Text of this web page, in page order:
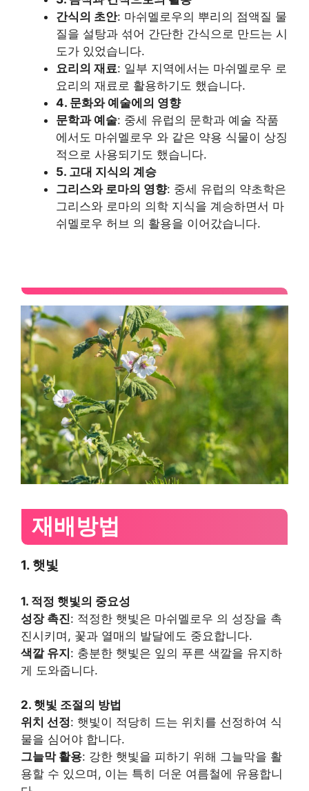
간식의 초안: 마쉬멜로우의 뿌리의 점액질 물
질을 설탕과 섞어 간단한 간식으로 만드는 시
도가 있었습니다.
요리의 재료: 일부 지역에서는 마쉬멜로우 로
요리의 재료로 활용하기도 했습니다.
4. 문화와 예술에의 영향
문학과 예술: 중세 유럽의 문학과 예술 작품
에서도 마쉬멜로우 와 같은 약용 식물이 상징
적으로 사용되기도 했습니다.
5. 고대 지식의 계승
그리스와 로마의 영향: 중세 유럽의 약초학은
그리스와 로마의 의학 지식을 계승하면서 마
쉬멜로우 허브 의 활용을 이어갔습니다.
재배방법
1. 햇빛
1. 적정 햇빛의 중요성
성장 촉진: 적정한 햇빛은 마쉬멜로우 의 성장을 촉
진시키며, 꽃과 열매의 발달에도 중요합니다.
색깔 유지: 충분한 햇빛은 잎의 푸른 색깔을 유지하
게 도와줍니다.
2. 햇빛 조절의 방법
위치 선정: 햇빛이 적당히 드는 위치를 선정하여 식
물을 심어야 합니다.
그늘막 활용: 강한 햇빛을 피하기 위해 그늘막을 활
용할 수 있으며, 이는 특히 더운 여름철에 유용합니